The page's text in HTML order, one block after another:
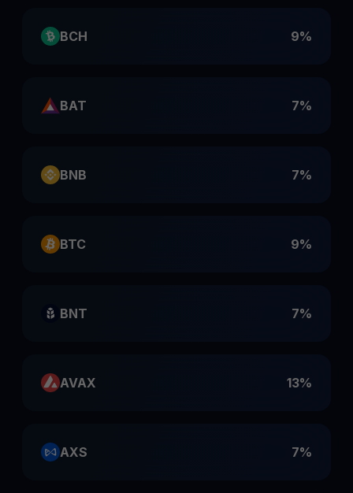
BCH 9%
BAT 7%
BNB 7%
BTC 9%
BNT 7%
AVAX 13%
AXS 7%